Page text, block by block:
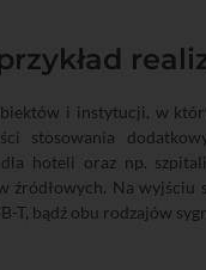
i instytucji, w
stosowania
hoteli oraz np.
źródłowych. Na
bądź obu rodzajów